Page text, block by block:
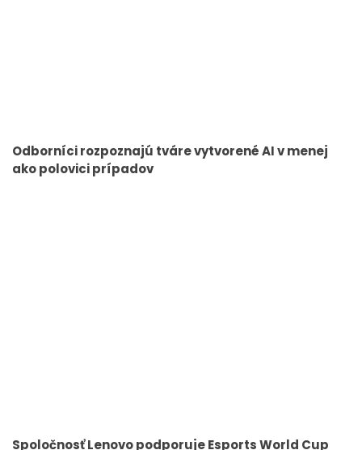
Odborníci rozpoznajú tváre vytvorené AI v menej
ako polovici prípadov
Spoločnosť Lenovo podporuje Esports World Cup